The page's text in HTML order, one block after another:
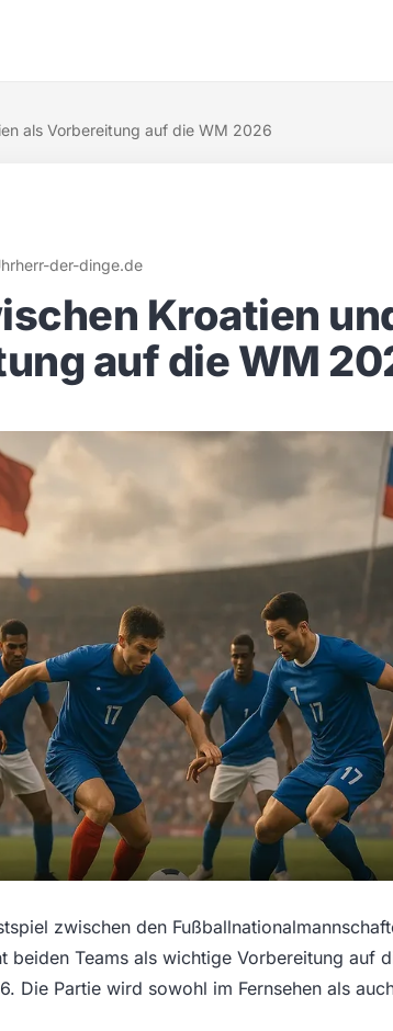
als Vorbereitung auf die WM 2026
herr-der-dinge.de
Kroatien
auf die WM
zwischen den
beiden Teams als wichtige Vorbereitung auf
Die Partie wird sowohl im Fernsehen als